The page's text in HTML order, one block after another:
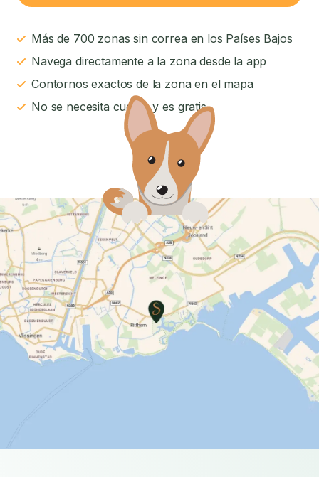
Más de 700 zonas sin correa en los Países Bajos
Navega directamente a la zona desde la app
Contornos exactos de la zona en el mapa
No se necesita cuenta y es gratis